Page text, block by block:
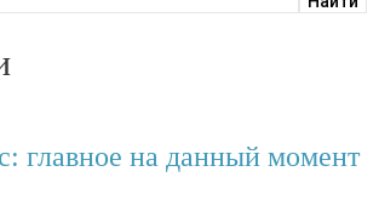
главное на данный момент